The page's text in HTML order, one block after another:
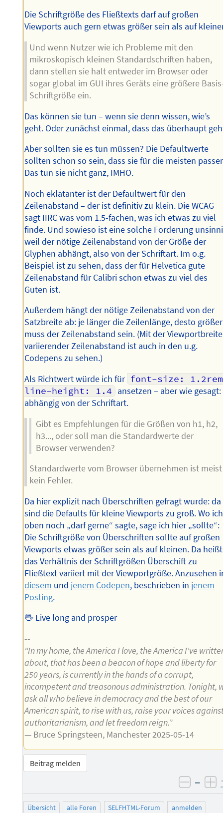
Die Schriftgröße des Fließtexts darf auf großen
Viewports auch gern etwas größer sein als auf
Und wenn Nutzer wie ich Probleme mit den
mikroskopisch kleinen Standardschriften haben,
dann stellen sie halt entweder im Browser oder
sogar global im GUI ihres Geräts eine größere
Schriftgröße ein.
Das können sie tun – wenn sie denn wissen, wie’s
geht. Oder zunächst einmal, dass das überhaupt
Aber sollten sie es tun müssen? Die Defaultwerte
sollten schon so sein, dass sie für die meisten
Das tun sie nicht ganz, IMHO.
Noch eklatanter ist der Defaultwert für den
Zeilenabstand – der ist definitiv zu klein. Die WCAG
sagt IIRC was vom 1.5-fachen, was ich etwas zu viel
finde. Und sowieso ist eine solche Forderung
weil der nötige Zeilenabstand von der Größe der
Glyphen abhängt, also von der Schriftart. Im o.g.
Beispiel ist zu sehen, dass der für Helvetica gute
Zeilenabstand für Calibri schon etwas zu viel des
Guten ist.
Außerdem hängt der nötige Zeilenabstand von der
Satzbreite ab: je länger die Zeilenlänge, desto größer
muss der Zeilenabstand sein. (Mit der Viewportbreite
variierender Zeilenabstand ist auch in den u.g.
Codepens zu sehen.)
Als Richtwert würde ich für font-size:
line-height: 1.4 ansetzen – aber wie gesagt:
abhängig von der Schriftart.
Gibt es Empfehlungen für die Größen von h1, h2,
h3..., oder soll man die Standardwerte der
Browser verwenden?
Standardwerte vom Browser übernehmen ist meist
kein Fehler.
Da hier explizit nach Überschriften gefragt wurde: da
sind die Defaults für kleine Viewports zu groß. Wo ich
oben noch „darf gerne“ sagte, sage ich hier „sollte“:
Die Schriftgröße von Überschriften sollte auf großen
Viewports etwas größer sein als auf kleinen. Da
das Verhältnis der Schriftgrößen Überschift zu
Fließtext variiert mit der Viewportgröße. Anzusehen
diesem und jenem Codepen, beschrieben in jenem
Posting.
🖖 Live long and prosper
--
“In my home, the America I love, the America I've
about, that has been a beacon of hope and liberty for
250 years, is currently in the hands of a corrupt,
incompetent and treasonous administration. Tonight,
ask all who believe in democracy and the best of our
American spirit, to rise with us, raise your voices
authoritarianism, and let freedom reign.”
— Bruce Springsteen, Manchester 2025-05-14
Beitrag melden
–
Übersicht alle Foren SELFHTML-Forum
anmelden